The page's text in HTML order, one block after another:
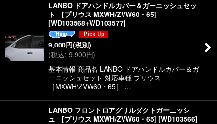
LANBO ドアハンドルカバー＆ガーニッシュセッ
ト [プリウス MXWH/ZVW60・65]
[WD103568+WD103577]
9,000円(税別)
(税込: 9,900円)
基本情報 商品名 LANBO ドアハンドルカバー＆ガ
ーニッシュセット 対応車種 プリウス
［MXWH/ZVW60・65］ …
LANBO フロントロアグリルダクトガーニッシ
ュ [プリウス MXWH/ZVW60・65] [WD103566]